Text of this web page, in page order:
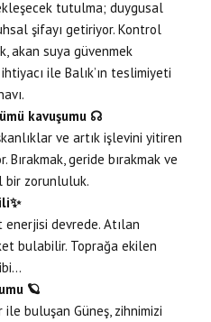
tutulma; duygusal
şifayı getiriyor. Kontrol
akan suya güvenmek
ile Balık’ın teslimiyeti
kavuşumu ☊
ve artık işlevini yitiren
geride bırakmak ve
bir zorunluluk.
✨
enerjisi devrede. Atılan
bulabilir. Toprağa ekilen
🪐
ile buluşan Güneş, zihnimizi